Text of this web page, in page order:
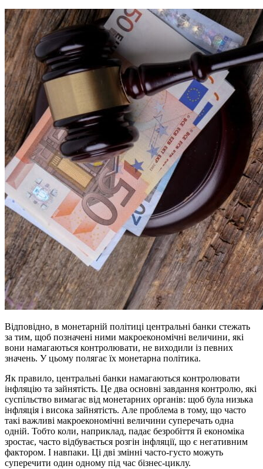
Відповідно, в монетарній політиці центральні банки стежать
за тим, щоб позначені ними макроекономічні величини, які
вони намагаються контролювати, не виходили із певних
значень. У цьому полягає їх монетарна політика.
Як правило, центральні банки намагаються контролювати
інфляцію та зайнятість. Це два основні завдання контролю, які
суспільство вимагає від монетарних органів: щоб була низька
інфляція і висока зайнятість. Але проблема в тому, що часто
такі важливі макроекономічні величини суперечать одна
одній. Тобто коли, наприклад, падає безробіття й економіка
зростає, часто відбувається розгін інфляції, що є негативним
фактором. І навпаки. Ці дві змінні часто-густо можуть
суперечити один одному під час бізнес-циклу.